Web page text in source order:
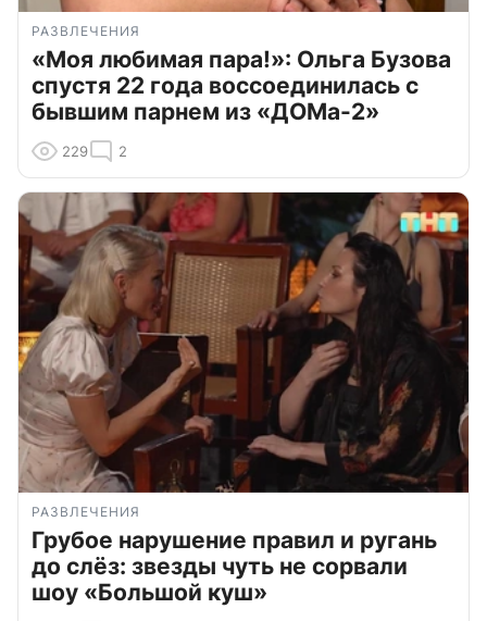
РАЗВЛЕЧЕНИЯ
«Моя любимая пара!»: Ольга Бузова
спустя 22 года воссоединилась с
бывшим парнем из «ДОМа-2»
229 2
РАЗВЛЕЧЕНИЯ
Грубое нарушение правил и ругань
до слёз: звезды чуть не сорвали
шоу «Большой куш»